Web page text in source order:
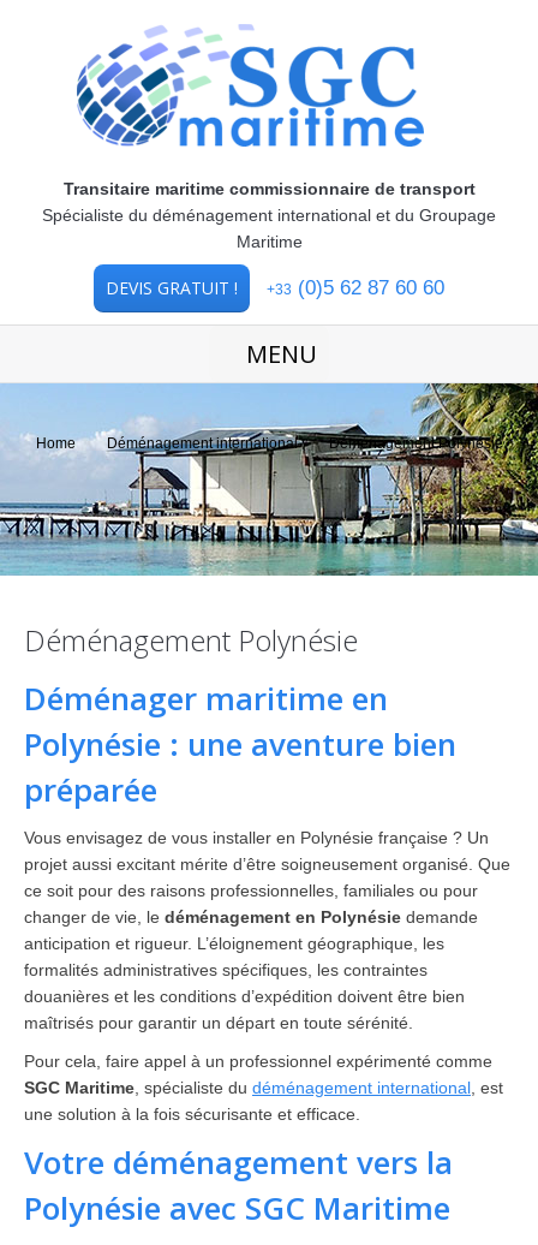
Transitaire maritime commissionnaire de transport
Spécialiste du déménagement international et du Groupage
Maritime
DEVIS GRATUIT ! +33 (0)5 62 87 60 60
MENU
You are here:
Home Déménagement international Déménagement Polynésie
Déménagement Polynésie
Déménager maritime en
Polynésie : une aventure bien
préparée
Vous envisagez de vous installer en Polynésie française ? Un
projet aussi excitant mérite d’être soigneusement organisé. Que
ce soit pour des raisons professionnelles, familiales ou pour
changer de vie, le déménagement en Polynésie demande
anticipation et rigueur. L’éloignement géographique, les
formalités administratives spécifiques, les contraintes
douanières et les conditions d’expédition doivent être bien
maîtrisés pour garantir un départ en toute sérénité.
Pour cela, faire appel à un professionnel expérimenté comme
SGC Maritime , spécialiste du déménagement international , est
une solution à la fois sécurisante et efficace.
Votre déménagement vers la
Polynésie avec SGC Maritime